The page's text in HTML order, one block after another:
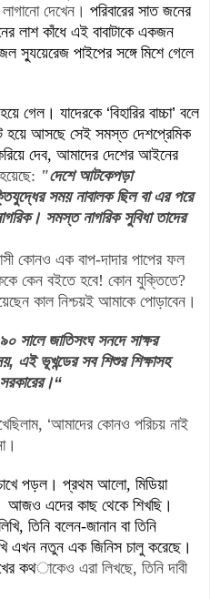
দেখেন । পরিবারের সাত জনের
লাশ কাঁধে এই বাবাটাকে একজন
স্যুয়েরেজ পাইপের সঙ্গে মিশে গেলে
গেল। যাদেরকে ‘বিহারির বাচ্চা’ বলে
হয়ে আসছে সেই সমস্ত দেশপ্রেমিক
দেব, আমাদের দেশের আইনের
: "দেশে আটকেপড়া
সময় নাবালক ছিল বা এর পরে
। সমস্ত নাগরিক সুবিধা তাদের
কোনও এক বাপ-দাদার পাপের ফল
কেন বইতে হবে! কোন যুক্তিতে?
কাল নিশ্চয়ই আমাকে পোড়াবেন।
সালে জাতিসংঘ সনদে সাক্ষর
, এই ভূখন্ডের সব শিশুর শিক্ষাসহ
।“
‘আমাদের কোনও পরিচয় নাই
পড়ল। প্রথম আলো, মিডিয়া
আজও এদের কাছ থেকে শিখছি।
তিনি বলেন-জানান বা তিনি
এখন নতুন এক জিনিস চালু করেছে।
কথাকেও এরা লিখছে, তিনি দাবী